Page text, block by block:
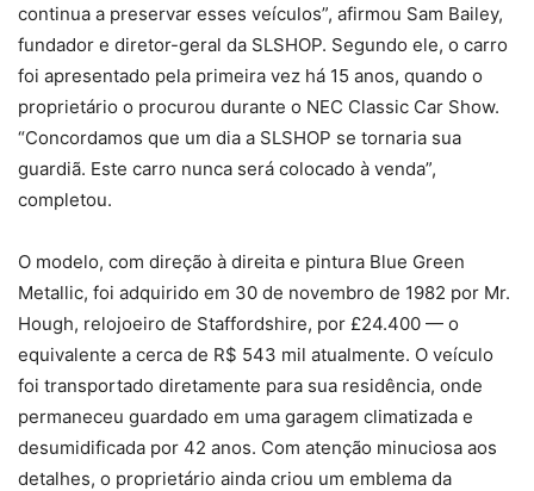
continua a preservar esses veículos”, afirmou Sam Bailey,
fundador e diretor-geral da SLSHOP. Segundo ele, o carro
foi apresentado pela primeira vez há 15 anos, quando o
proprietário o procurou durante o NEC Classic Car Show.
“Concordamos que um dia a SLSHOP se tornaria sua
guardiã. Este carro nunca será colocado à venda”,
completou.
O modelo, com direção à direita e pintura Blue Green
Metallic, foi adquirido em 30 de novembro de 1982 por Mr.
Hough, relojoeiro de Staffordshire, por £24.400 — o
equivalente a cerca de R$ 543 mil atualmente. O veículo
foi transportado diretamente para sua residência, onde
permaneceu guardado em uma garagem climatizada e
desumidificada por 42 anos. Com atenção minuciosa aos
detalhes, o proprietário ainda criou um emblema da